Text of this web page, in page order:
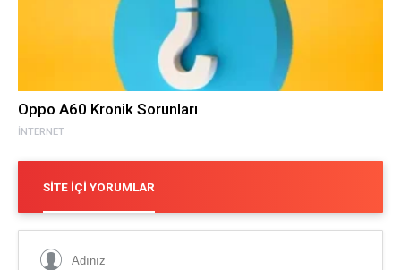
İNTERNET
Oppo A60 Kronik Sorunları
SITE İÇI YORUMLAR